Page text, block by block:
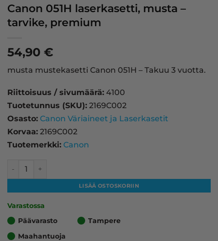
Canon 051H laserkasetti, musta –
tarvike, premium
54,90 €
musta mustekasetti Canon 051H – Takuu 3 vuotta.
Riittoisuus / sivumäärä: 4100
Tuotetunnus (SKU): 2169C002
Osasto: Canon Väriaineet ja Laserkasetit
Korvaa: 2169C002
Tuotemerkki: Canon
Canon 051H laserkasetti, musta – tarvike, premium määrä
LISÄÄ OSTOSKORIIN
Varastossa
Päävarasto
Tampere
Maahantuoja